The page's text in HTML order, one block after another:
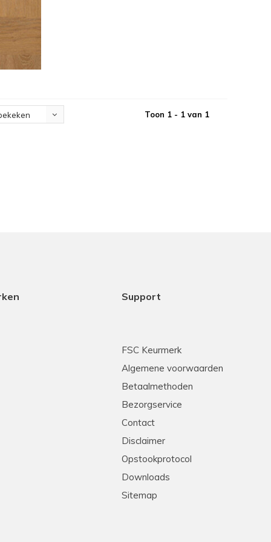
Toon 1 - 1 van 1
Support
FSC Keurmerk
Algemene voorwaarden
Betaalmethoden
Bezorgservice
Contact
Disclaimer
Opstookprotocol
Downloads
Sitemap